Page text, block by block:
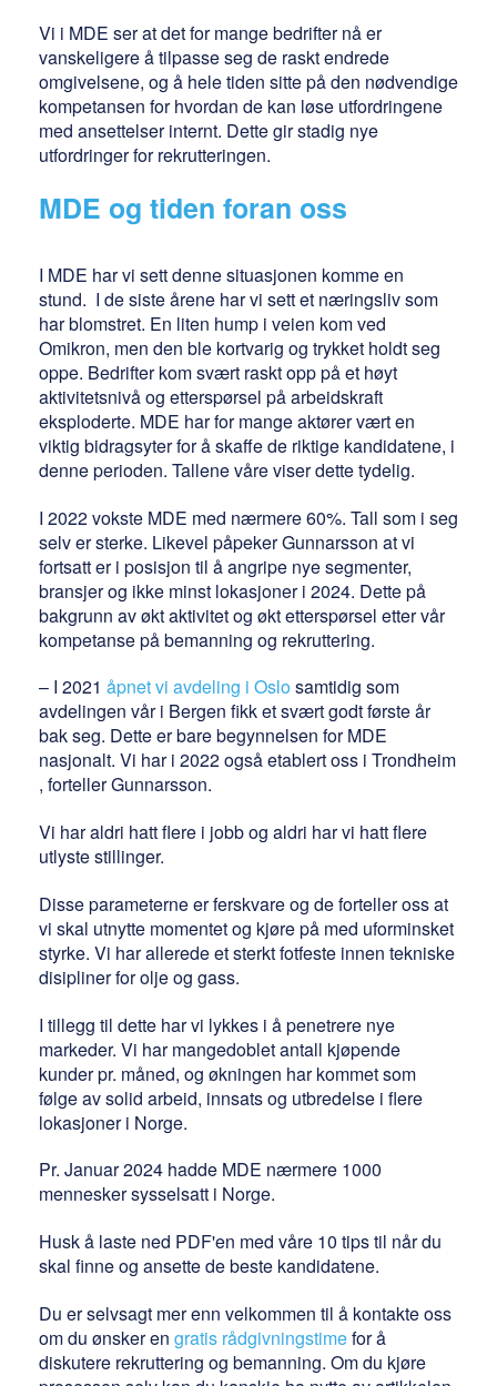
Vi i MDE ser at det for mange bedrifter nå er
vanskeligere å tilpasse seg de raskt endrede
omgivelsene, og å hele tiden sitte på den nødvendige
kompetansen for hvordan de kan løse utfordringene
med ansettelser internt. Dette gir stadig nye
utfordringer for rekrutteringen.
MDE og tiden foran oss
I MDE har vi sett denne situasjonen komme en
stund. I de siste årene har vi sett et næringsliv som
har blomstret. En liten hump i veien kom ved
Omikron, men den ble kortvarig og trykket holdt seg
oppe. Bedrifter kom svært raskt opp på et høyt
aktivitetsnivå og etterspørsel på arbeidskraft
eksploderte. MDE har for mange aktører vært en
viktig bidragsyter for å skaffe de riktige kandidatene, i
denne perioden. Tallene våre viser dette tydelig.
I 2022 vokste MDE med nærmere 60%. Tall som i seg
selv er sterke. Likevel påpeker Gunnarsson at vi
fortsatt er i posisjon til å angripe nye segmenter,
bransjer og ikke minst lokasjoner i 2024. Dette på
bakgrunn av økt aktivitet og økt etterspørsel etter vår
kompetanse på bemanning og rekruttering.
– I 2021 åpnet vi avdeling i Oslosamtidig som
avdelingen vår i Bergen fikk et svært godt første år
bak seg. Dette er bare begynnelsen for MDE
nasjonalt. Vi har i 2022 også etablert oss i Trondheim
, forteller Gunnarsson.
Vi har aldri hatt flere i jobb og aldri har vi hatt flere
utlyste stillinger.
Disse parameterne er ferskvare og de forteller oss at
vi skal utnytte momentet og kjøre på med uforminsket
styrke. Vi har allerede et sterkt fotfeste innen tekniske
disipliner for olje og gass.
I tillegg til dette har vi lykkes i å penetrere nye
markeder. Vi har mangedoblet antall kjøpende
kunder pr. måned, og økningen har kommet som
følge av solid arbeid, innsats og utbredelse i flere
lokasjoner i Norge.
Pr. Januar 2024 hadde MDE nærmere 1000
mennesker sysselsatt i Norge.
Husk å laste ned PDF'en med våre 10 tips til når du
skal finne og ansette de beste kandidatene.
Du er selvsagt mer enn velkommen til å kontakte oss
om du ønsker en gratis rådgivningstimefor å
diskutere rekruttering og bemanning. Om du kjøre